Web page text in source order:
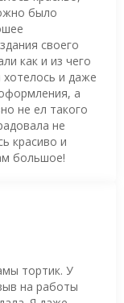
было
своего
как и из чего
хотелось и даже
а
не ел такого
не
красиво и
большое!
тортик. У
на работы